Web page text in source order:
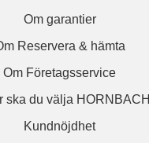
Om garantier
Reservera & hämta
Om Företagsservice
ska du välja HORNBACH
Kundnöjdhet